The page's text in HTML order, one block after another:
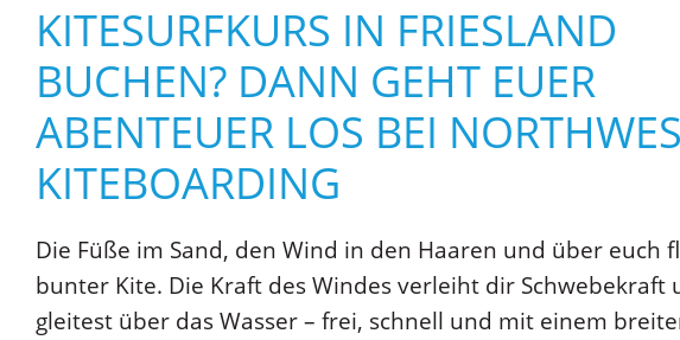
KITESURFKURS IN FRIESLAND
BUCHEN? DANN GEHT EUER
ABENTEUER LOS BEI
KITEBOARDING
Die Füße im Sand, den Wind in den Haaren und über euch
bunter Kite. Die Kraft des Windes verleiht dir Schwebekraft
gleitest über das Wasser – frei, schnell und mit einem